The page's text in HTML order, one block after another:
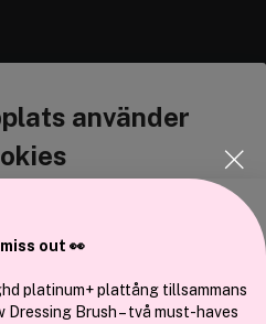
använder
att anpassa innehållet och
till de sociala medier och annons-
med. Dessa kan i sin tur
miss out 👀
platinum+ plattång tillsammans
Brush – två must-haves